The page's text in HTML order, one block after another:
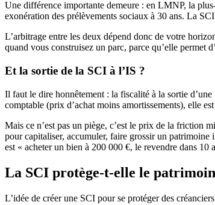
Une différence importante demeure : en LMNP, la
exonération des prélèvements sociaux à 30 ans. La
L’arbitrage entre les deux dépend donc de votre
quand vous construisez un parc, parce qu’elle permet
Et la sortie de la SCI à l’IS ?
Il faut le dire honnêtement : la fiscalité à la sortie
comptable (prix d’achat moins amortissements), elle
Mais ce n’est pas un piège, c’est le prix de la friction
pour capitaliser, accumuler, faire grossir un
est « acheter un bien à 200 000 €, le revendre dans
La SCI protège-t-elle le
L’idée de créer une SCI pour se protéger des